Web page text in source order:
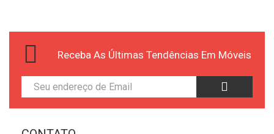
Receba As Últimas Tendências Em Móveis